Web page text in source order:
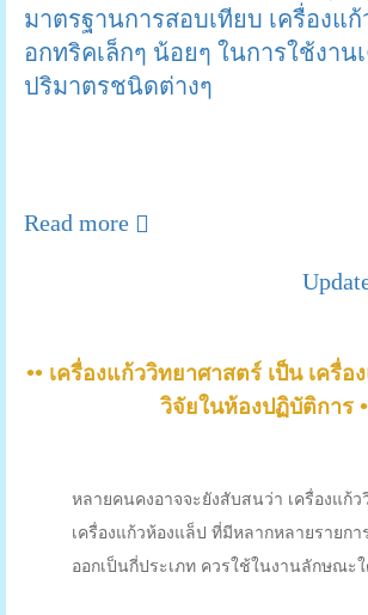
มาตรฐานการสอบเทียบ เครื่องแ
อกทริคเล็กๆ น้อยๆ ในการใช้งาน
ปริมาตรชนิดต่างๆ
Read more
•• เครื่องแก้ววิทยาศาสตร์ เป็น เครื่อ
วิจัยในห้องปฏิบัติการ
หลายคนคงอาจจะยังสับสนว่า เครื่องแก้
เครื่องแก้วห้องแล็ป ที่มีหลากหลายรายก
ออกเป็นกี่ประเภท ควรใช้ในงานลักษณะใ